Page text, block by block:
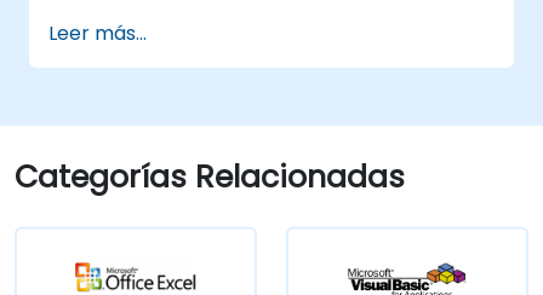
para casos específicos de análisis.
Importar con Power View para pasar de
Power BI independiente.
Leer más...
Categorías Relacionadas